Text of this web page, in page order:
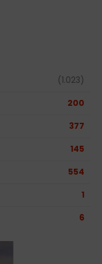
(1.023)
200
377
145
554
1
6